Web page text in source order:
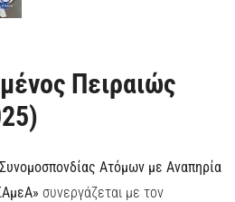
Πειραιώς
Ατόμων με Αναπηρία
συνεργάζεται με τον